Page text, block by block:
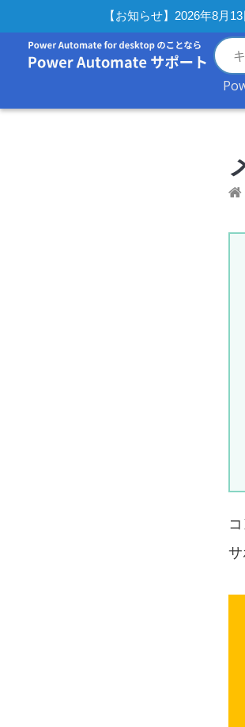
【お知らせ】2026年8月